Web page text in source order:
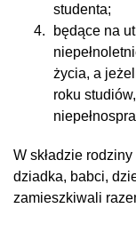
studenta;
będące na
życia, a
roku
W składzie
dziadka, babci,
zamieszkiwali